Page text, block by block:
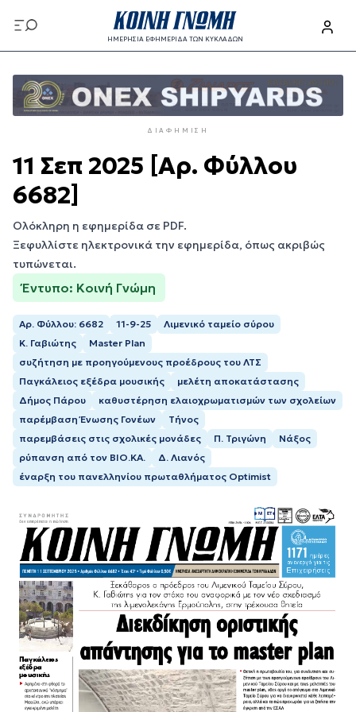
προς
το
περιεχόμενο
ΗΜΕΡΗΣΙΑ ΕΦΗΜΕΡΙΔΑ ΤΩΝ ΚΥΚΛΑΔΩΝ
προς
κυρίως
ΔΙΑΦΉΜΙΣΗ
11 Σεπ 2025 [Αρ. Φύλλου
6682]
Ολόκληρη η εφημερίδα σε PDF.
Ξεφυλλίστε ηλεκτρονικά την εφημερίδα, όπως ακριβώς
τυπώνεται.
Έντυπο: Κοινή Γνώμη
Αρ. Φύλλου: 6682 11-9-25
Λιμενικό ταμείο σύρου
Κ. Γαβιώτης
Master Plan
συζήτηση με προηγούμενους προέδρους του ΛΤΣ
Παγκάλειος εξέδρα μουσικής
μελέτη αποκατάστασης
Δήμος Πάρου
καθυστέρηση ελαιοχρωματισμών των σχολείων
παρέμβαση Ένωσης Γονέων
Τήνος
παρεμβάσεις στις σχολικές μονάδες
Π. Τριγώνη
Νάξος
ρύπανση από τον ΒΙΟ.ΚΑ.
Δ. Λιανός
έναρξη του πανελληνίου πρωταθλήματος Optimist